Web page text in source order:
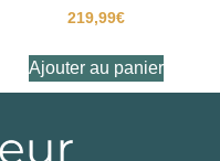
219,99€
Ajouter au panier